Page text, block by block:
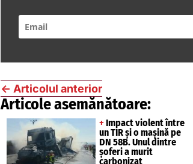
← Articolul anterior
Articole asemănătoare:
+ Impact violent între
un TIR și o mașină pe
DN 58B. Unul dintre
șoferi a murit
carbonizat